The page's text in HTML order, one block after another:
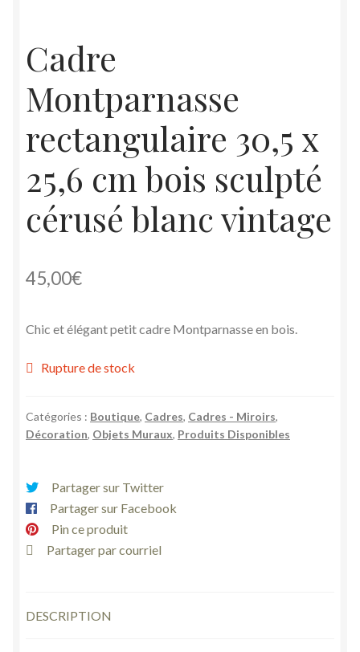
Cadre
Montparnasse
rectangulaire 30,5 x
25,6 cm bois sculpté
cérusé blanc vintage
45,00€
Chic et élégant petit cadre Montparnasse en bois.
Rupture de stock
Catégories : Boutique, Cadres, Cadres - Miroirs,
Décoration, Objets Muraux, Produits Disponibles
Partager sur Twitter
Partager sur Facebook
Pin ce produit
Partager par courriel
DESCRIPTION